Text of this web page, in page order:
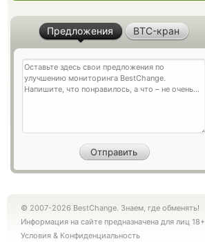
Предложения BTC-кран
© 2007-2026 BestChange. Знаем, где обменять!
Информация на сайте предназначена для лиц 18+
Условия & Конфиденциальность